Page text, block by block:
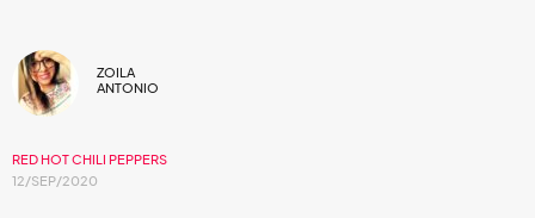
ZOILA
ANTONIO
RED HOT CHILI PEPPERS
12/SEP/2020